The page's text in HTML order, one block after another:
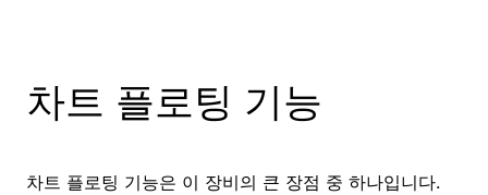
차트 플로팅 기능
차트 플로팅 기능은 이 장비의 큰 장점 중 하나입니다.